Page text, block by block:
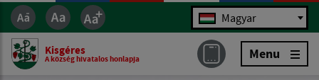
Jazyk Magyar
Kisgéres
A község hivatalos honlapja Menu